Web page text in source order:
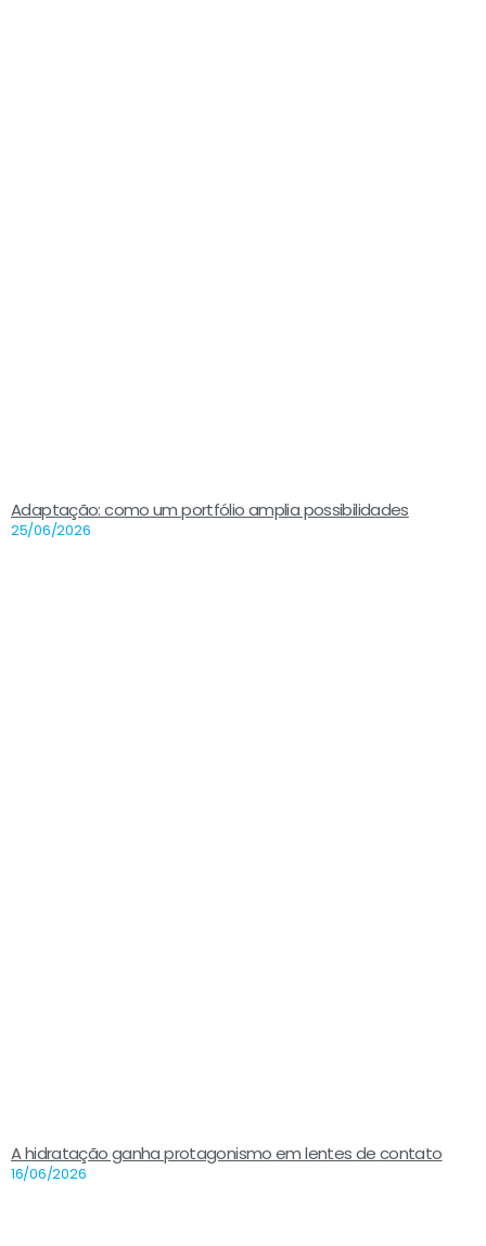
Adaptação: como um portfólio amplia possibilidades
25/06/2026
A hidratação ganha protagonismo em lentes de contato
16/06/2026